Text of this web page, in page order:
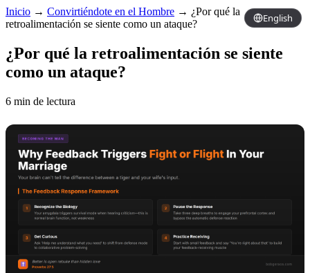
English
Inicio → Convirtiéndote en el Hombre → ¿Por qué la
retroalimentación se siente como un ataque?
¿Por qué la retroalimentación se siente
como un ataque?
6 min de lectura